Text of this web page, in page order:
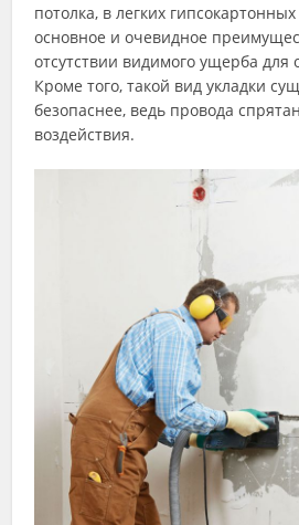
потолка, в легких
основное и очевидное
отсутствии видимого ущерба для
Кроме того, такой вид укладки
безопаснее, ведь провода
воздействия.